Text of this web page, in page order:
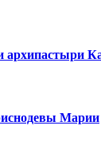
архипастыри
Марии